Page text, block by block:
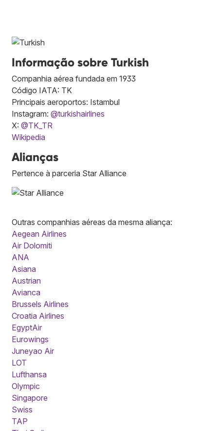
Informação sobre Turkish
Companhia aérea fundada em 1933
Código IATA: TK
Principais aeroportos: Istambul
Instagram: @turkishairlines
X: @TK_TR
Wikipedia
Alianças
Pertence à parceria Star Alliance
Outras companhias aéreas da mesma aliança:
Aegean Airlines
Air Dolomiti
ANA
Asiana
Austrian
Avianca
Brussels Airlines
Croatia Airlines
EgyptAir
Eurowings
Juneyao Air
LOT
Lufthansa
Olympic
Singapore
Swiss
TAP